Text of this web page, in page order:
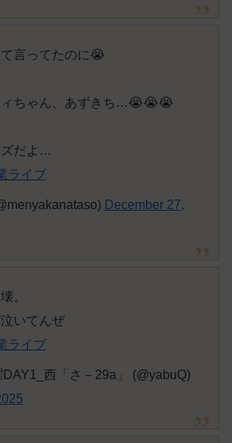
言ってたのに😭
ィちゃん、あずきち…😭😭😭
ズだよ…
ライブ
December 27,
。
いてんぜ
ライブ
西「さ－29a」 (@yabuQ)